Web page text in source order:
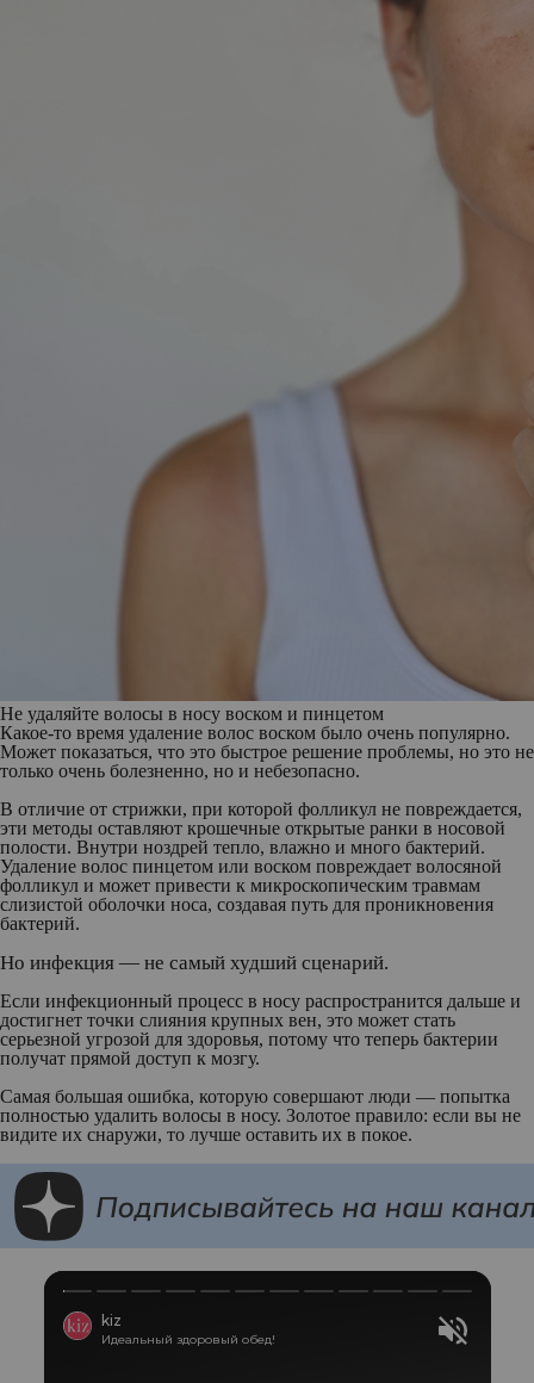
Не удаляйте волосы в носу воском и пинцетом
Какое-то время удаление волос воском было очень популярно.
Может показаться, что это быстрое решение проблемы, но это не
только очень болезненно, но и небезопасно.
В отличие от стрижки, при которой фолликул не повреждается,
эти методы оставляют крошечные открытые ранки в носовой
полости. Внутри ноздрей тепло, влажно и много бактерий.
Удаление волос пинцетом или воском повреждает волосяной
фолликул и может привести к микроскопическим травмам
слизистой оболочки носа, создавая путь для проникновения
бактерий.
Но инфекция — не самый худший сценарий.
Если инфекционный процесс в носу распространится дальше и
достигнет точки слияния крупных вен, это может стать
серьезной угрозой для здоровья, потому что теперь бактерии
получат прямой доступ к мозгу.
Самая большая ошибка, которую совершают люди — попытка
полностью удалить волосы в носу. Золотое правило: если вы не
видите их снаружи, то лучше оставить их в покое.